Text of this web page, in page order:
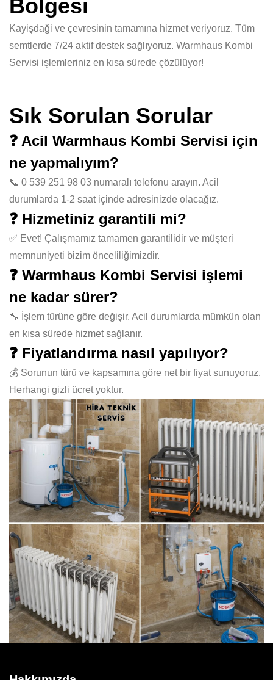
Bölgesi
Kayişdaği ve çevresinin tamamına hizmet veriyoruz. Tüm
semtlerde 7/24 aktif destek sağlıyoruz. Warmhaus Kombi
Servisi işlemleriniz en kısa sürede çözülüyor!
Sık Sorulan Sorular
❓ Acil Warmhaus Kombi Servisi için
ne yapmalıyım?
📞 0 539 251 98 03 numaralı telefonu arayın. Acil
durumlarda 1-2 saat içinde adresinizde olacağız.
❓ Hizmetiniz garantili mi?
✅ Evet! Çalışmamız tamamen garantilidir ve müşteri
memnuniyeti bizim önceliliğimizdir.
❓ Warmhaus Kombi Servisi işlemi
ne kadar sürer?
🔧 İşlem türüne göre değişir. Acil durumlarda mümkün olan
en kısa sürede hizmet sağlanır.
❓ Fiyatlandırma nasıl yapılıyor?
💰 Sorunun türü ve kapsamına göre net bir fiyat sunuyoruz.
Herhangi gizli ücret yoktur.